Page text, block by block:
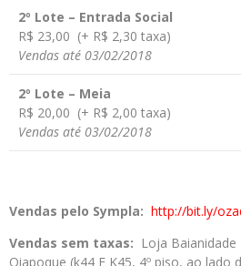
2º Lote – Entrada Social
R$ 23,00 (+ R$ 2,30 taxa)
Vendas até 03/02/2018
2º Lote – Meia
R$ 20,00 (+ R$ 2,00 taxa)
Vendas até 03/02/2018
Vendas pelo Sympla: http://bit.ly/
Vendas sem taxas: Loja
Oiapoque (k44 E K45, 4º piso, ao lado